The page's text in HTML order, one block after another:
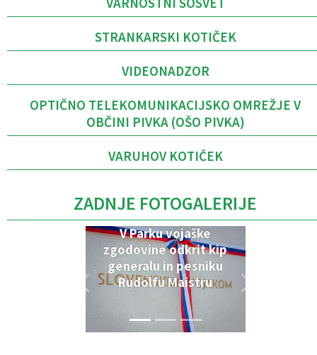
STRANKARSKI KOTIČEK
VIDEONADZOR
OPTIČNO TELEKOMUNIKACIJSKO OMREŽJE V
OBČINI PIVKA (OŠO PIVKA)
VARUHOV KOTIČEK
ZADNJE FOTOGALERIJE
V Parku vojaške
zgodovine odkrit kip
generalu in pesniku
Rudolfu Maistru